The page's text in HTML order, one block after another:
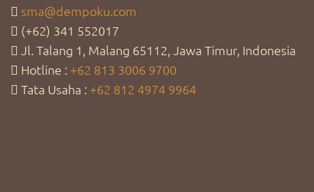
sma@dempoku.com
(+62) 341 552017
Jl. Talang 1, Malang 65112, Jawa Timur, Indonesia
Hotline : +62 813 3006 9700
Tata Usaha : +62 812 4974 9964